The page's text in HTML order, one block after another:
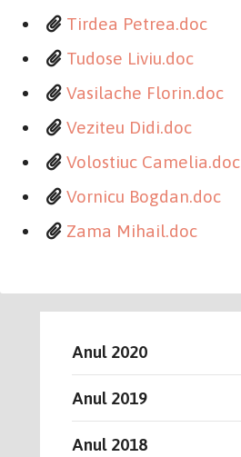
Tirdea Petrea.doc
Tudose Liviu.doc
Vasilache Florin.doc
Veziteu Didi.doc
Volostiuc Camelia.doc
Vornicu Bogdan.doc
Zama Mihail.doc
Anul 2020
Anul 2019
Anul 2018